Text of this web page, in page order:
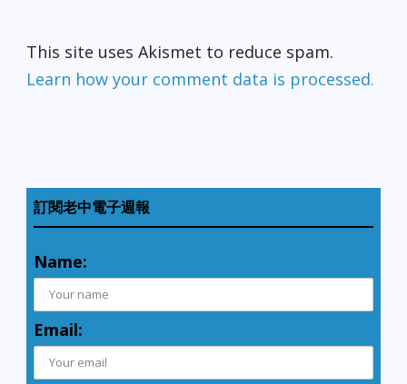
This site uses Akismet to reduce spam.
Learn how your comment data is processed.
訂閱老中電子週報
Name:
Email: